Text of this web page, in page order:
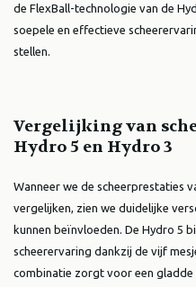
de FlexBall-technologie van de
soepele en effectieve
stellen.
Vergelijking van
Hydro 5 en Hydro 3
Wanneer we de scheerprestaties
vergelijken, zien we duidelijke
kunnen beïnvloeden. De Hydro 5
scheerervaring dankzij de vijf
combinatie zorgt voor een